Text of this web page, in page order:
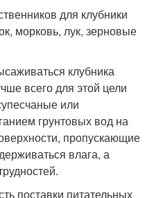
для клубники
морковь, лук, зерновые
клубника
всего для этой цели
или
грунтовых вод на
пропускающие
влага, а
поставки питательных